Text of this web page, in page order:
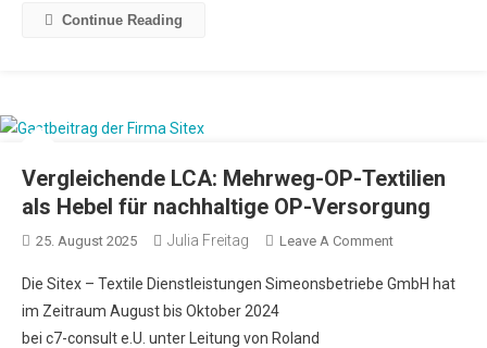
Continue Reading
Vergleichende LCA: Mehrweg-OP-Textilien
als Hebel für nachhaltige OP-Versorgung
25. August 2025 Julia Freitag Leave A Comment
Die Sitex – Textile Dienstleistungen Simeonsbetriebe GmbH hat
im Zeitraum August bis Oktober 2024
bei c7-consult e.U. unter Leitung von Roland